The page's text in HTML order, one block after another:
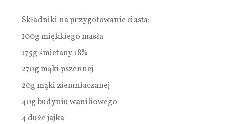
Składniki na przygotowanie ciasta:
100g miękkiego masła
175g śmietany 18%
270g mąki pszennej
20g mąki ziemniaczanej
40g budyniu waniliowego
4 duże jajka